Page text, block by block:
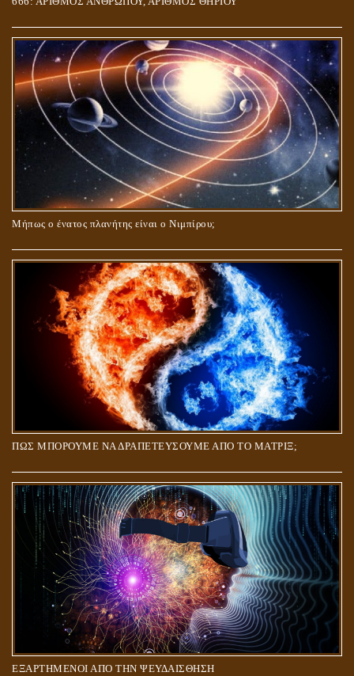
Μήπως ο ένατος πλανήτης είναι ο Νιμπίρου;
ΠΩΣ ΜΠΟΡΟΥΜΕ ΝΑ ΔΡΑΠΕΤΕΥΣΟΥΜΕ ΑΠΟ ΤΟ ΜΑΤΡΙΞ;
ΕΞΑΡΤΗΜΕΝΟΙ ΑΠΟ ΤΗΝ ΨΕΥΔΑΙΣΘΗΣΗ